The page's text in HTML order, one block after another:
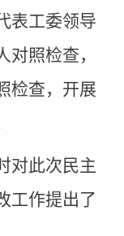
表工委领导
照检查，
检查，开展
对此次民主
工作提出了